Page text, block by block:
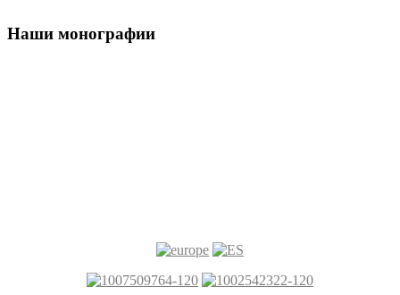
Наши монографии